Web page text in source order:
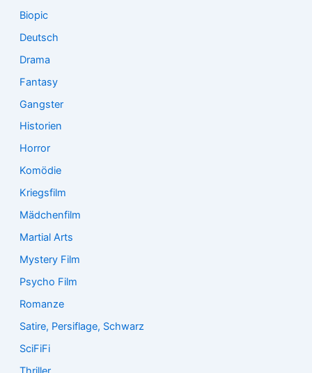
Biopic
Deutsch
Drama
Fantasy
Gangster
Historien
Horror
Komödie
Kriegsfilm
Mädchenfilm
Martial Arts
Mystery Film
Psycho Film
Romanze
Satire, Persiflage, Schwarz
SciFiFi